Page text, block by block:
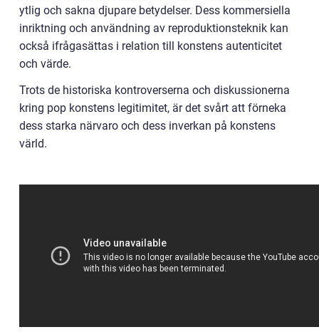
ytlig och sakna djupare betydelser. Dess kommersiella
inriktning och användning av reproduktionsteknik kan
också ifrågasättas i relation till konstens autenticitet
och värde.
Trots de historiska kontroverserna och diskussionerna
kring pop konstens legitimitet, är det svårt att förneka
dess starka närvaro och dess inverkan på konstens
värld.